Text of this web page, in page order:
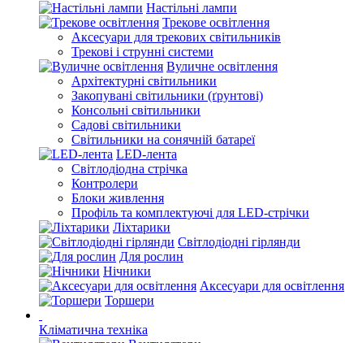
Настільні лампи
Трекове освітлення
Аксесуари для трекових світильників
Трекові і струнні системи
Вуличне освітлення
Архітектурні світильники
Закопувані світильники (ґрунтові)
Консольні світильники
Садові світильники
Світильники на сонячній батареї
LED-лента
Світлодіодна стрічка
Контролери
Блоки живлення
Профіль та комплектуючі для LED-стрічки
Ліхтарики
Світлодіодні гірлянди
Для рослин
Нічники
Аксесуари для освітлення
Торшери
Кліматична техніка